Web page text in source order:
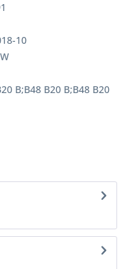
10
B;B48 B20 B;B48 B20